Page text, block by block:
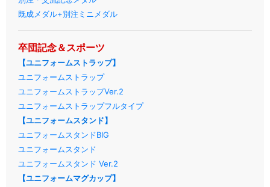
既成メダル+別注ミニメダル
卒団記念＆スポーツ
【ユニフォームストラップ】
ユニフォームストラップ
ユニフォームストラップVer.2
ユニフォームストラップフルタイプ
【ユニフォームスタンド】
ユニフォームスタンドBIG
ユニフォームスタンド
ユニフォームスタンド Ver.2
【ユニフォームマグカップ】